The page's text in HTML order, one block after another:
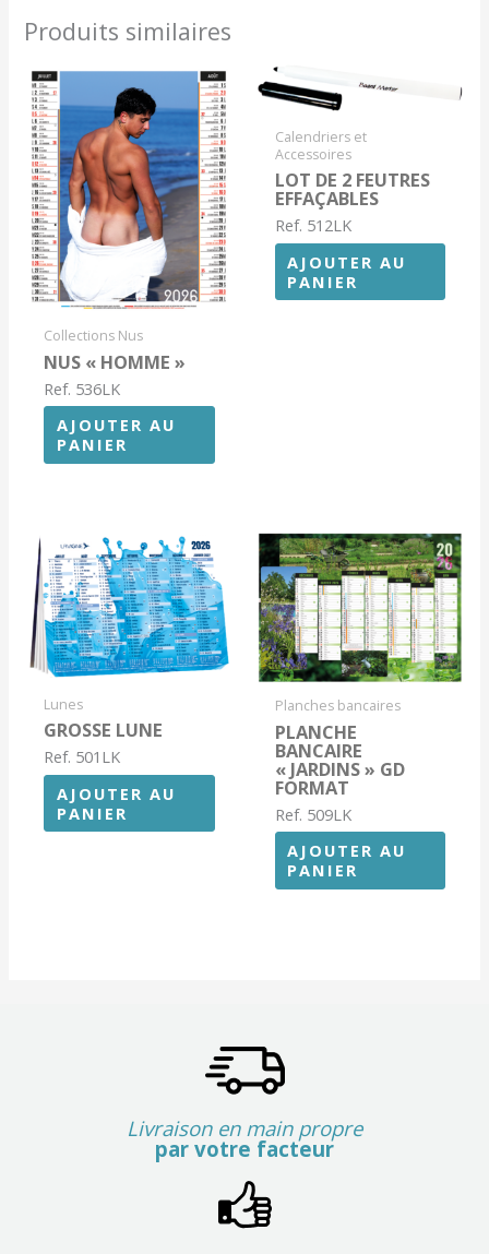
Produits similaires
Collections Nus
NUS « HOMME »
Ref. 536LK
AJOUTER AU
PANIER
Calendriers et
Accessoires
LOT DE 2 FEUTRES
EFFAÇABLES
Ref. 512LK
AJOUTER AU
PANIER
Lunes
GROSSE LUNE
Ref. 501LK
AJOUTER AU
PANIER
Planches bancaires
PLANCHE
BANCAIRE
« JARDINS » GD
FORMAT
Ref. 509LK
AJOUTER AU
PANIER
Livraison en main propre
par votre facteur